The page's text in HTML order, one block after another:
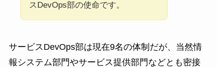
スDevOps部の使命です。
サービスDevOps部は現在9名の体制だが、当然情
報システム部門やサービス提供部門などとも密接